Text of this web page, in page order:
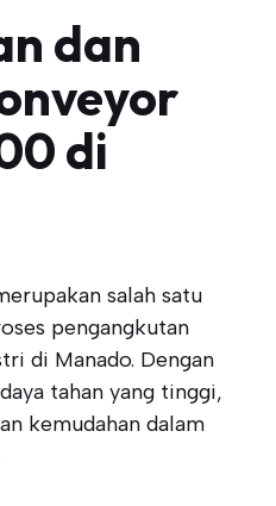
dan
di
salah satu
pengangkutan
di Manado. Dengan
tahan yang tinggi,
kemudahan dalam